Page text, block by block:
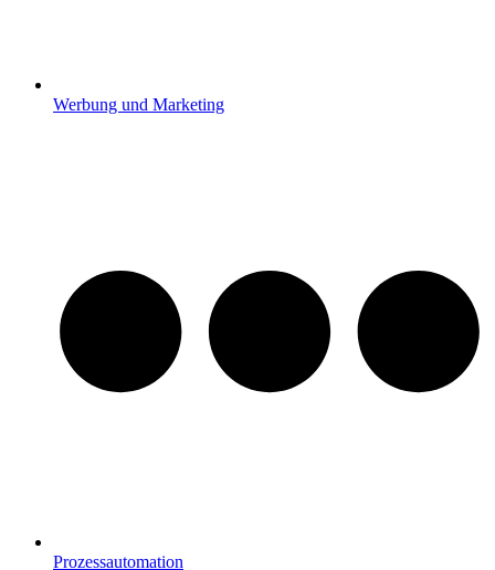
Werbung und Marketing
Prozessautomation